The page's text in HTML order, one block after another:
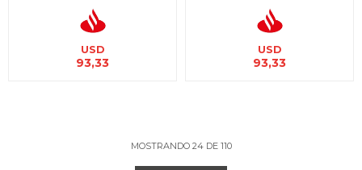
USD
93,33
USD
93,33
MOSTRANDO 24DE 110